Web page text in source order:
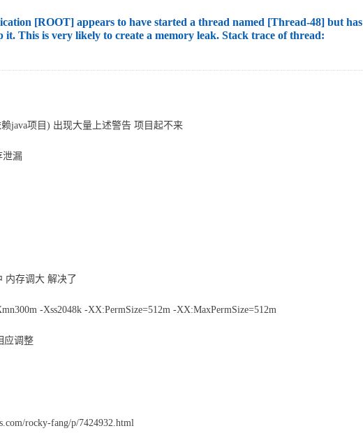
[ROOT] appears to have started a thread named [Thread-48] but has
it. This is very likely to create a memory leak. Stack trace of thread:
java项目) 出现大量上述警告 项目起不来
泄漏
内存调大 解决了
-Xss2048k -XX:PermSize=512m -XX:MaxPermSize=512m
应调整
rocky-fang/p/7424932.html